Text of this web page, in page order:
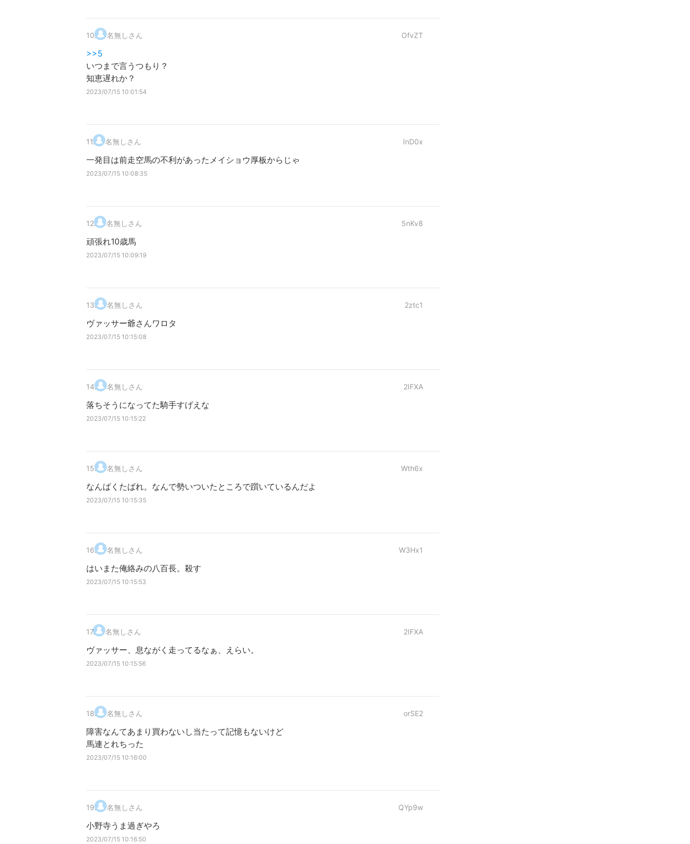
10. 名無しさん OfvZT
>>5
いつまで言うつもり？
知恵遅れか？
2023/07/15 10:01:54
11. 名無しさん InD0x
一発目は前走空馬の不利があったメイショウ厚板からじゃ
2023/07/15 10:08:35
12. 名無しさん 5nKv8
頑張れ10歳馬
2023/07/15 10:09:19
13. 名無しさん 2ztc1
ヴァッサー爺さんワロタ
2023/07/15 10:15:08
14. 名無しさん 2IFXA
落ちそうになってた騎手すげえな
2023/07/15 10:15:22
15. 名無しさん Wth6x
なんばくたばれ。なんで勢いついたところで躓いているんだよ
2023/07/15 10:15:35
16. 名無しさん W3Hx1
はいまた俺絡みの八百長。殺す
2023/07/15 10:15:53
17. 名無しさん 2IFXA
ヴァッサー、息ながく走ってるなぁ、えらい。
2023/07/15 10:15:56
18. 名無しさん orSE2
障害なんてあまり買わないし当たって記憶もないけど
馬連とれちった
2023/07/15 10:16:00
19. 名無しさん QYp9w
小野寺うま過ぎやろ
2023/07/15 10:16:50